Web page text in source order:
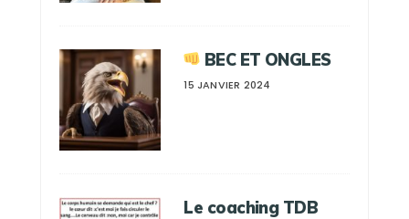
BEC ET ONGLES
15 JANVIER 2024
Le coaching TDB